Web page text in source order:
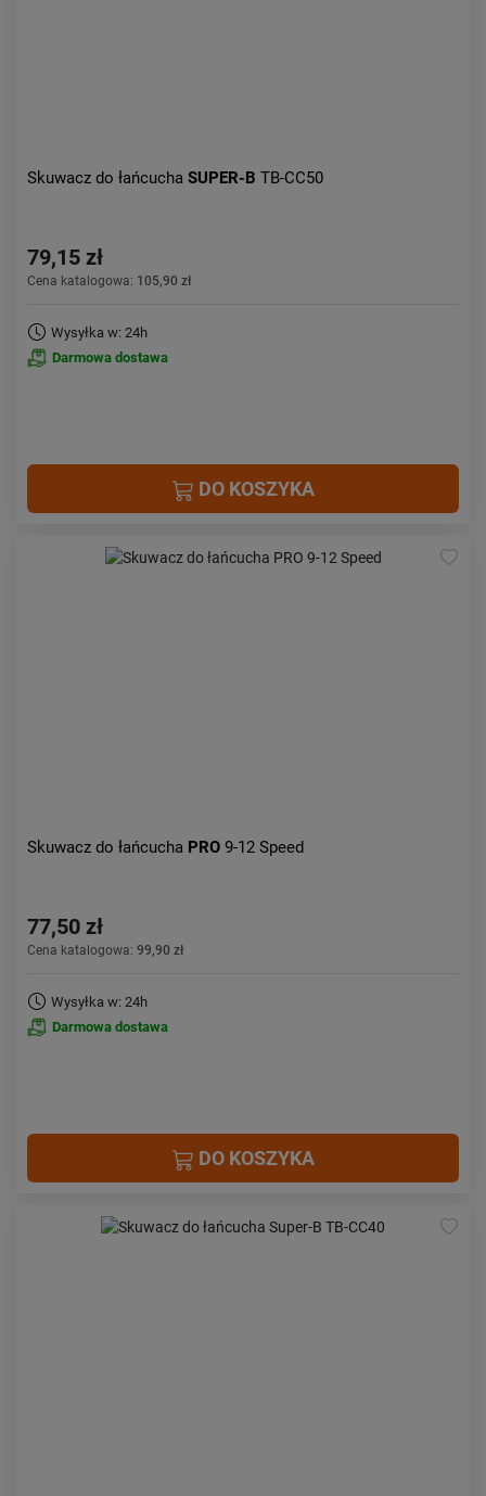
Skuwacz do łańcucha SUPER-B TB-CC50
79,15 zł
Cena katalogowa: 105,90 zł
Wysyłka w: 24h
Darmowa dostawa
DO KOSZYKA
Skuwacz do łańcucha PRO 9-12 Speed
77,50 zł
Cena katalogowa: 99,90 zł
Wysyłka w: 24h
Darmowa dostawa
DO KOSZYKA